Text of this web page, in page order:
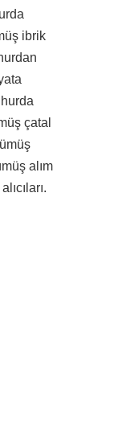
ibrik
çatal
alım